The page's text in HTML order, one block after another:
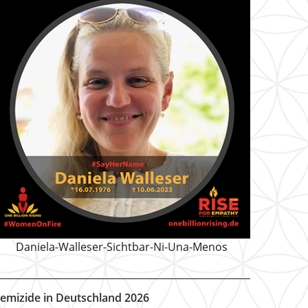
Daniela-Walleser-Sichtbar-Ni-Una-Menos
in Deutschland 2026